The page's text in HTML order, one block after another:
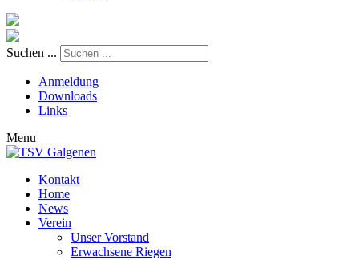
Suchen ...
Anmeldung
Downloads
Links
Menu
Kontakt
Home
News
Verein
Unser Vorstand
Erwachsene Riegen